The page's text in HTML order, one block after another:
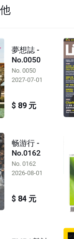
夢想誌 -
No.0050
No. 0050
2027-07-01
$ 89 元
畅游行 -
No.0162
No. 0162
2026-08-01
$ 84 元